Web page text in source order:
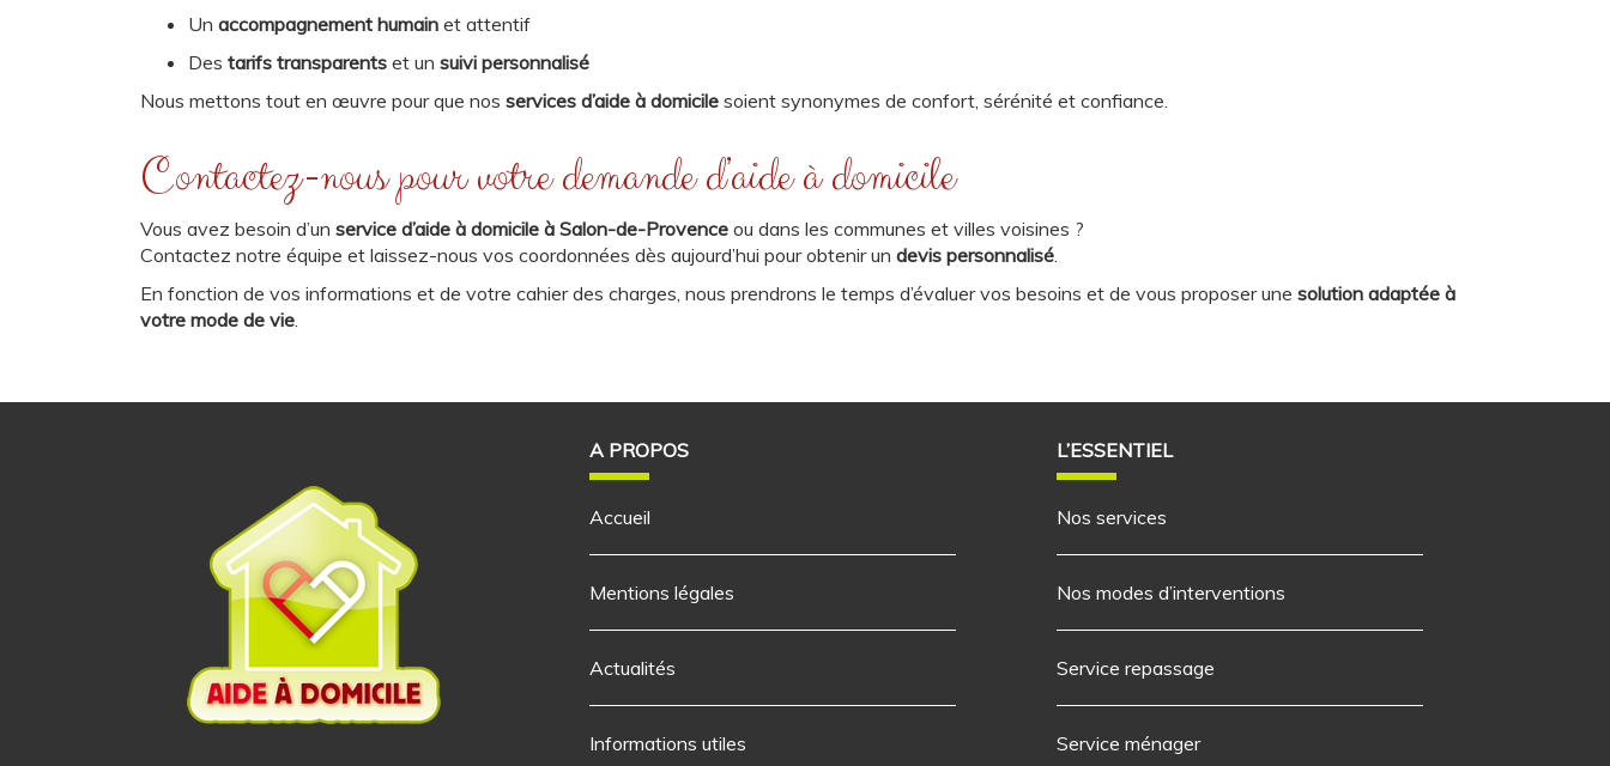
Un accompagnement humain et attentif
Des tarifs transparents et un suivi personnalisé
Nous mettons tout en œuvre pour que nos services d’aide à domicile soient synonymes de confort, sérénité et confiance.
Contactez-nous pour votre demande d’aide à domicile
Vous avez besoin d’un service d’aide à domicile à Salon-de-Provence ou dans les communes et villes voisines ?
Contactez notre équipe et laissez-nous vos coordonnées dès aujourd’hui pour obtenir un devis personnalisé.
En fonction de vos informations et de votre cahier des charges, nous prendrons le temps d’évaluer vos besoins et de vous proposer une solution adaptée à
votre mode de vie.
A PROPOS
Accueil
Mentions légales
Actualités
Informations utiles
L’ESSENTIEL
Nos services
Nos modes d’interventions
Service repassage
Service ménager